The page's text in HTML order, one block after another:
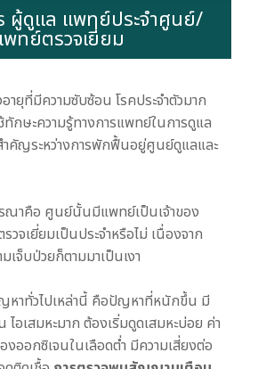
ผู้ดูแล แพทย์ประจำศูนย์/
พทย์ตรวจเยี่ยม
ยุที่มีความซับซ้อน โรคประจำตัวมาก
กษะความรู้ทางการแพทย์ในการดูแล
คัญระหว่างการพักฟื้นอยู่ศูนย์ดูแลและ
ณาคือ ศูนย์นั้นมีแพทย์เป็นเจ้าของ
วจเยี่ยมเป็นประจำหรือไม่ เนื่องจาก
เจ็บป่วยก็ตามมาเป็นเงา
หาทั่วไปเหล่านี้ คือปัญหาที่หนักขึ้น มี
ไอเสมหะมาก ต้องเริ่มดูดเสมหะบ่อย ค่า
งออกซิเจนในเลือดต่ำ มีความเสี่ยงต่อ